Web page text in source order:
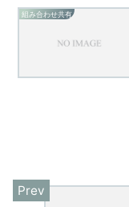
組み合わせ共有